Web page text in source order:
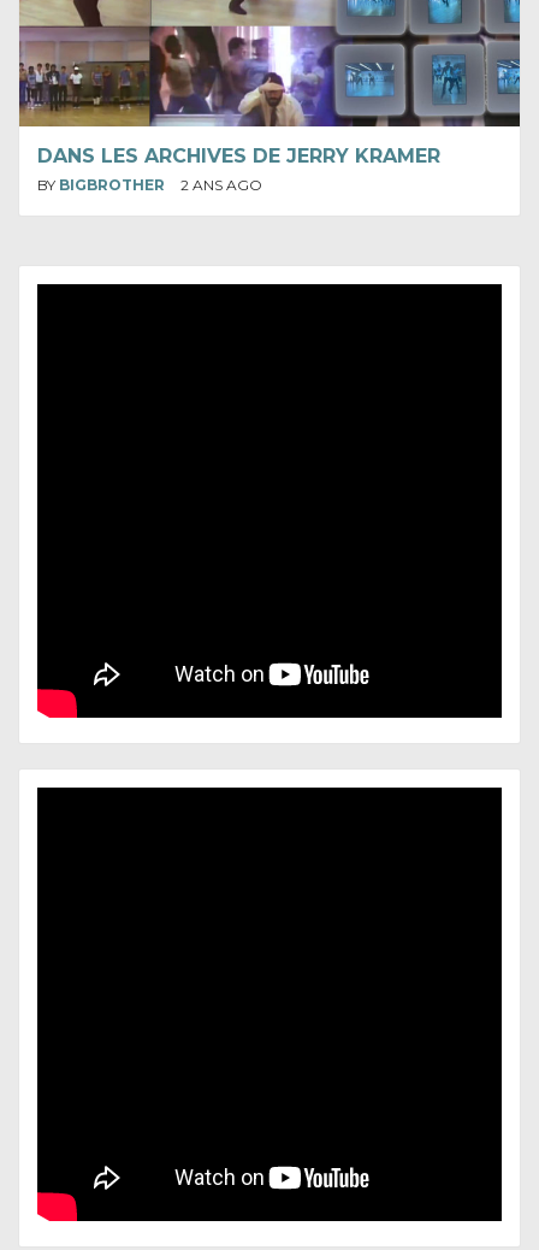
DANS LES ARCHIVES DE JERRY KRAMER
BY BIGBROTHER 2 ANS AGO